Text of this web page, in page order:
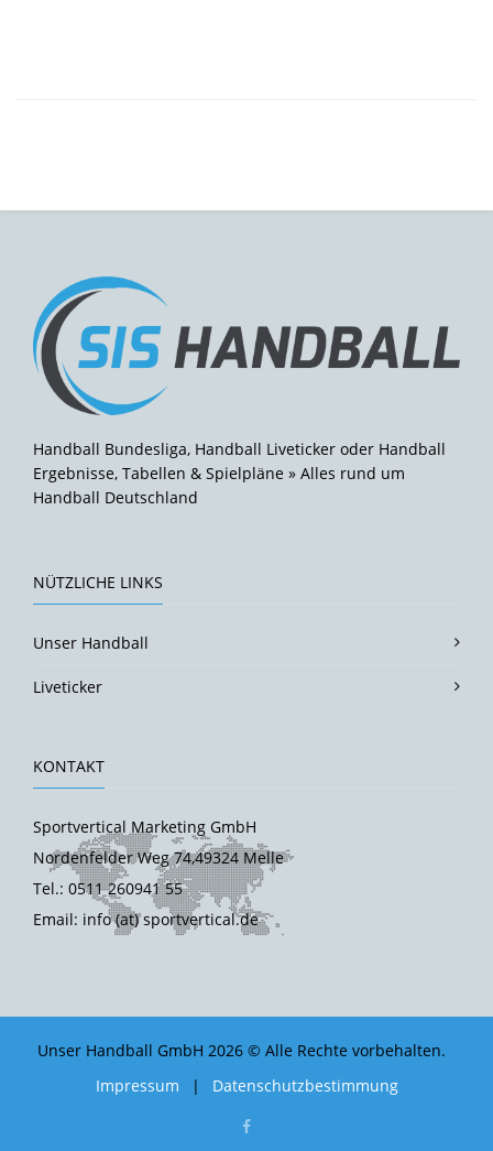
Handball Bundesliga, Handball Liveticker oder Handball
Ergebnisse, Tabellen & Spielpläne » Alles rund um
Handball Deutschland
NÜTZLICHE LINKS
Unser Handball
Liveticker
KONTAKT
Sportvertical Marketing GmbH
Nordenfelder Weg 74,49324 Melle
Tel.: 0511 260941 55
Email: info (at) sportvertical.de
Unser Handball GmbH 2026 © Alle Rechte vorbehalten.
Impressum
| Datenschutzbestimmung